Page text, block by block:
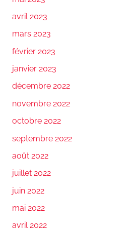
avril 2023
mars 2023
février 2023
janvier 2023
décembre 2022
novembre 2022
octobre 2022
septembre 2022
août 2022
juillet 2022
juin 2022
mai 2022
avril 2022